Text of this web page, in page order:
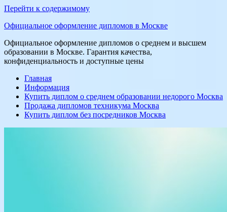
Перейти к содержимому
Официальное оформление дипломов в Москве
Официальное оформление дипломов о среднем и высшем
образовании в Москве. Гарантия качества,
конфиденциальность и доступные цены
Главная
Информация
Купить диплом о среднем образовании недорого Москва
Продажа дипломов техникума Москва
Купить диплом без посредников Москва